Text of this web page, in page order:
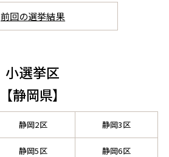
前回の選挙結果
小選挙区
【静岡県】
静岡2区 静岡3区
静岡5区 静岡6区